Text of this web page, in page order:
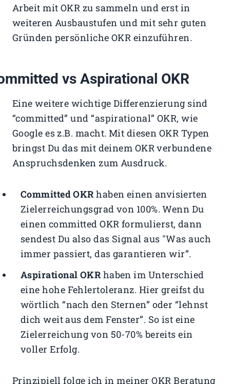
Arbeit mit OKR zu sammeln und erst in
weiteren Ausbaustufen und mit sehr guten
Gründen persönliche OKR einzuführen.
vs Aspirational OKR
Eine weitere wichtige Differenzierung sind
“committed” und “aspirational” OKR, wie
Google es z.B. macht. Mit diesen OKR Typen
bringst Du das mit deinem OKR verbundene
Anspruchsdenken zum Ausdruck.
Committed OKR haben einen anvisierten
Zielerreichungsgrad von 100%. Wenn Du
einen committed OKR formulierst, dann
sendest Du also das Signal aus "Was auch
immer passiert, das garantieren wir”.
Aspirational OKR haben im Unterschied
eine hohe Fehlertoleranz. Hier greifst du
wörtlich “nach den Sternen” oder “lehnst
dich weit aus dem Fenster”. So ist eine
Zielerreichung von 50-70% bereits ein
voller Erfolg.
Prinzipiell folge ich in meiner OKR Beratung